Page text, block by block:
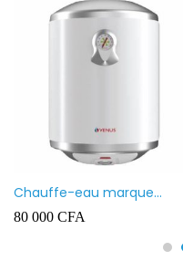
Chauffe-eau marque
VENUS 80L
80 000 CFA